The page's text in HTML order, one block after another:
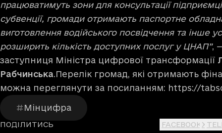
працюватимуть зони для консультації
субвенції, громади отримають паспортне
виготовлення водійського посвідчення та інше
розширить кількість доступних послуг у ЦНАП”,
заступниця Міністра цифрової трансформації
Рабчинська.Перелік громад, які отримають
можна переглянути за посиланням: https://
Мінцифра
ПОДІЛИТИСЬ FACEBOOK X